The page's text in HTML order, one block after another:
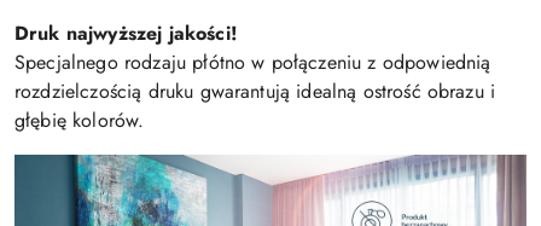
Druk najwyższej jakości!
Specjalnego rodzaju płótno w połączeniu z odpowiednią
rozdzielczością druku gwarantują idealną ostrość obrazu i
głębię kolorów.